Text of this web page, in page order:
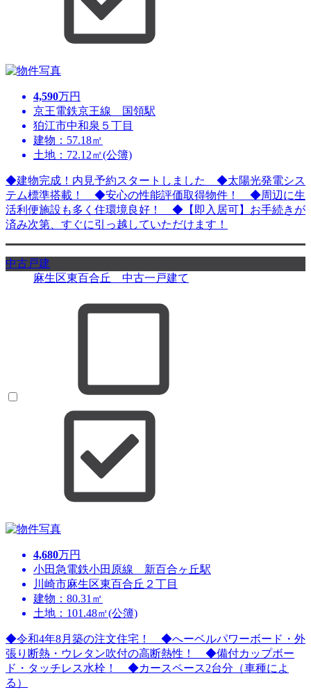
4,590万円
京王電鉄京王線 国領駅
狛江市中和泉５丁目
建物：57.18㎡
土地：72.12㎡(公簿)
◆建物完成！内見予約スタートしました ◆太陽光発電シス
テム標準搭載！ ◆安心の性能評価取得物件！ ◆周辺に生
活利便施設も多く住環境良好！ ◆【即入居可】お手続きが
済み次第、すぐに引っ越していただけます！
中古戸建
麻生区東百合丘 中古一戸建て
4,680万円
小田急電鉄小田原線 新百合ヶ丘駅
川崎市麻生区東百合丘２丁目
建物：80.31㎡
土地：101.48㎡(公簿)
◆令和4年8月築の注文住宅！ ◆へーベルパワーボード・外
張り断熱・ウレタン吹付の高断熱性！ ◆備付カップボー
ド・タッチレス水栓！ ◆カースペース2台分（車種によ
る）